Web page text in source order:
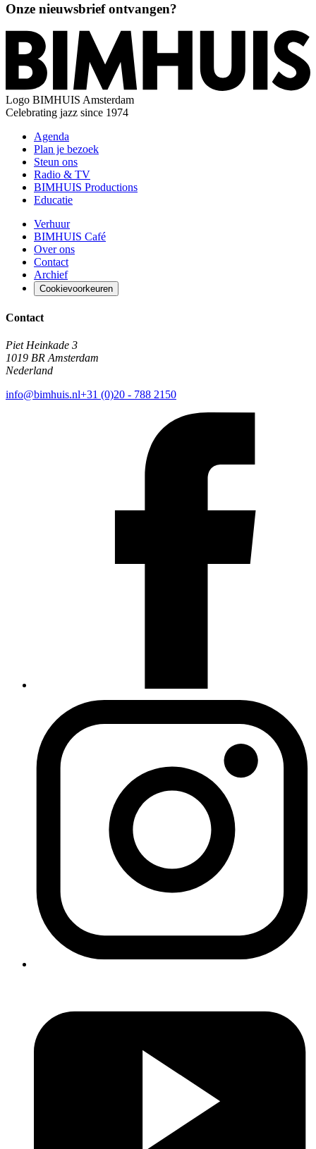
Onze nieuwsbrief ontvangen?
Logo BIMHUIS Amsterdam
Celebrating jazz since 1974
Agenda
Plan je bezoek
Steun ons
Radio & TV
BIMHUIS Productions
Educatie
Verhuur
BIMHUIS Café
Over ons
Contact
Archief
Cookievoorkeuren
Contact
Piet Heinkade 3
1019 BR Amsterdam
Nederland
info@bimhuis.nl+31 (0)20 - 788 2150